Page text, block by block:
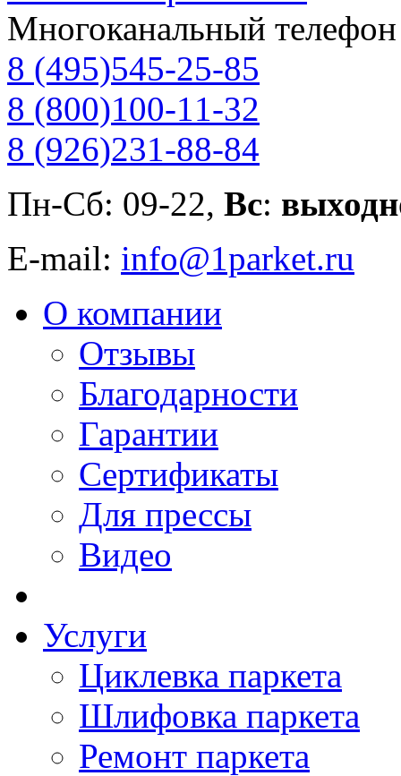
Многоканальный телефон
8 (495)545-25-85
8 (800)100-11-32
8 (926)231-88-84
Пн-Сб: 09-22, Вс:
E-mail: info@1parket.ru
О компании
Отзывы
Благодарности
Гарантии
Сертификаты
Для прессы
Видео
Услуги
Циклевка паркета
Шлифовка паркета
Ремонт паркета